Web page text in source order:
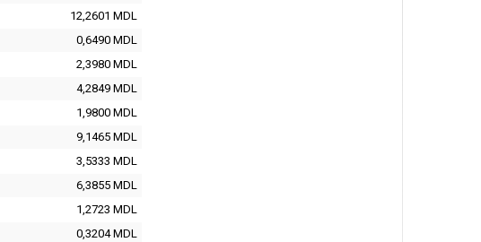
12,2601 MDL
0,6490 MDL
2,3980 MDL
4,2849 MDL
1,9800 MDL
9,1465 MDL
3,5333 MDL
6,3855 MDL
1,2723 MDL
0,3204 MDL